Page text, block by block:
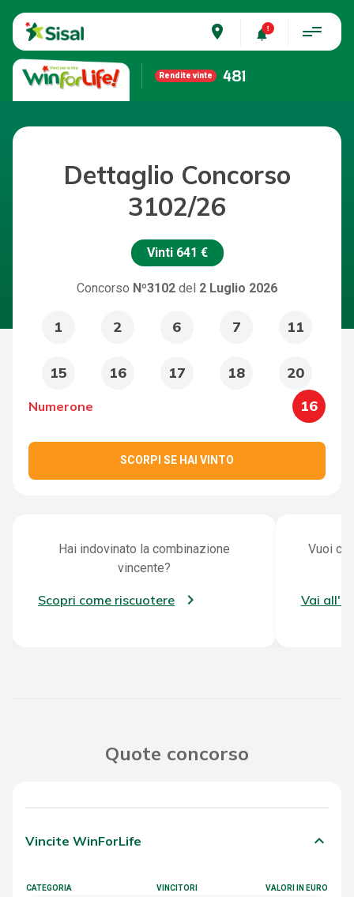
place
Rendite vinte 481
Dettaglio Concorso
3102/26
Vinti 641 €
Concorso Nº3102 del 2 Luglio 2026
1 2 6 7 11
15 16 17 18 20
Numerone 16
SCORPI SE HAI VINTO
Hai indovinato la combinazione
vincente?
Scopri come riscuotere
Vuoi
Vai
Quote concorso
Vincite WinForLife keyboard_arrow_down
CATEGORIA VINCITORI VALORI IN EURO